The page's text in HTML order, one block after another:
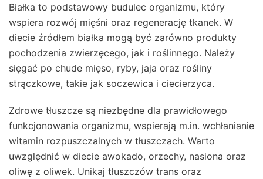
Białka to podstawowy budulec organizmu, który
wspiera rozwój mięśni oraz regenerację tkanek. W
diecie źródłem białka mogą być zarówno produkty
pochodzenia zwierzęcego, jak i roślinnego. Należy
sięgać po chude mięso, ryby, jaja oraz rośliny
strączkowe, takie jak soczewica i ciecierzyca.
Zdrowe tłuszcze są niezbędne dla prawidłowego
funkcjonowania organizmu, wspierają m.in. wchłanianie
witamin rozpuszczalnych w tłuszczach. Warto
uwzględnić w diecie awokado, orzechy, nasiona oraz
oliwę z oliwek. Unikaj tłuszczów trans oraz